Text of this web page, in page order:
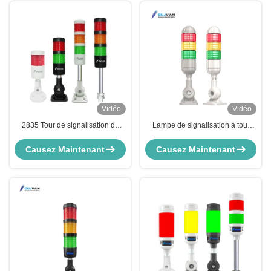
Vidéo
2835 Tour de signalisation de
signalisation multicouches
d'avertissement RYG avec buzzer
Causez Maintenant
Vidéo
Lampe de signalisation à tour
importée DC 24V, voyant
Causez Maintenant